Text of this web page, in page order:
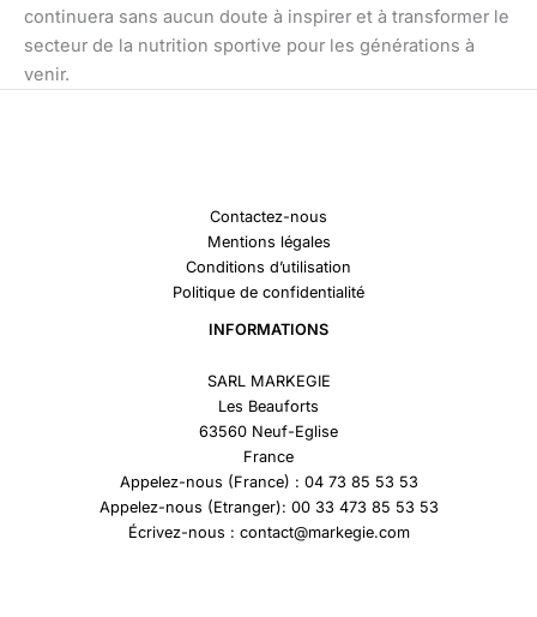
continuera sans aucun doute à inspirer et à transformer le
secteur de la nutrition sportive pour les générations à
venir.
Contactez-nous
Mentions légales
Conditions d’utilisation
Politique de confidentialité
INFORMATIONS
SARL MARKEGIE
Les Beauforts
63560 Neuf-Eglise
France
Appelez-nous (France) : 04 73 85 53 53
Appelez-nous (Etranger): 00 33 473 85 53 53
Écrivez-nous : contact@markegie.com